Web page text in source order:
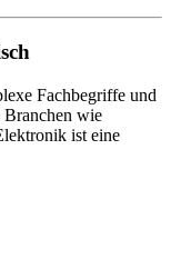
Fachbegriffe und
Branchen wie
ist eine